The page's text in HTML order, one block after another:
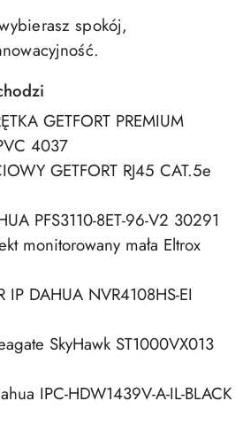
spokój,
GETFORT PREMIUM
4037
GETFORT RJ45 CAT.5e
PFS3110-8ET-96-V2 30291
monitorowany mała Eltrox
IP DAHUA NVR4108HS-EI
SkyHawk ST1000VX013
IPC-HDW1439V-A-IL-BLACK